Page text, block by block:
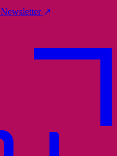
Newsletter ↗